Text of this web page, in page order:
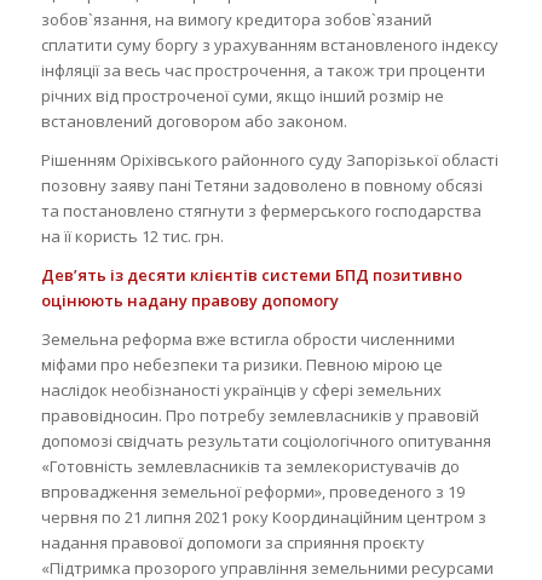
зобов`язання, на вимогу кредитора зобов`язаний
сплатити суму боргу з урахуванням встановленого індексу
інфляції за весь час прострочення, а також три проценти
річних від простроченої суми, якщо інший розмір не
встановлений договором або законом.
Рішенням Оріхівського районного суду Запорізької області
позовну заяву пані Тетяни задоволено в повному обсязі
та постановлено стягнути з фермерського господарства
на її користь 12 тис. грн.
Дев’ять із десяти клієнтів системи БПД позитивно
оцінюють надану правову допомогу
Земельна реформа вже встигла обрости численними
міфами про небезпеки та ризики. Певною мірою це
наслідок необізнаності українців у сфері земельних
правовідносин. Про потребу землевласників у правовій
допомозі свідчать результати соціологічного опитування
«Готовність землевласників та землекористувачів до
впровадження земельної реформи», проведеного з 19
червня по 21 липня 2021 року Координаційним центром з
надання правової допомоги за сприяння проєкту
«Підтримка прозорого управління земельними ресурсами